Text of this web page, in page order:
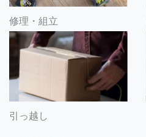
修理・組立
引っ越し